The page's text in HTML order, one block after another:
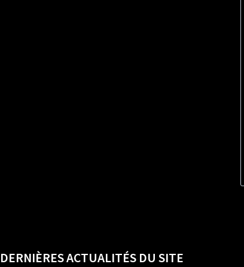
DERNIÈRES ACTUALITÉS DU SITE